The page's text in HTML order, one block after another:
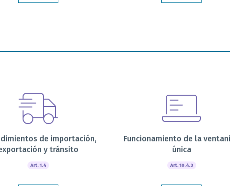
de importación,
y tránsito
Art. 1.4
Funcionamiento de la
única
Art. 10.4.3